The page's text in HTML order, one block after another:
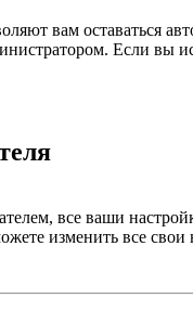
вам оставаться
Если вы
все ваши
изменить все свои